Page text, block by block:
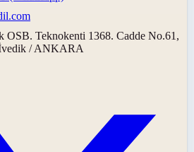
OSB. Teknokenti 1368. Cadde No.61,
/ ANKARA